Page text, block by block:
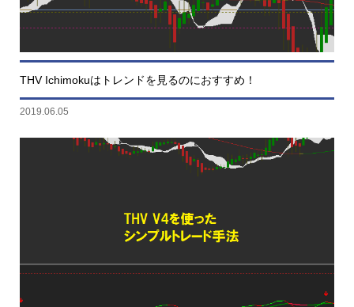
THV Ichimokuはトレンドを見るのにおすすめ！
2019.06.05